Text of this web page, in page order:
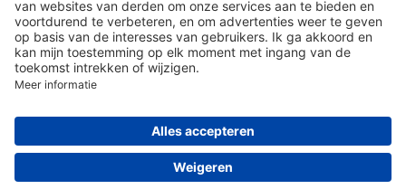
Algemene voorwaarden Disclaimer
Colofon
© 2026 Hitma B.V.